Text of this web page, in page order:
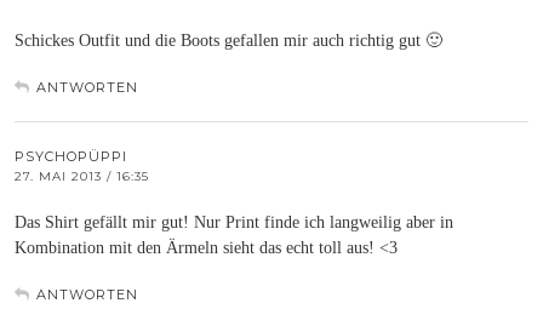
Schickes Outfit und die Boots gefallen mir auch richtig gut 🙂
ANTWORTEN
PSYCHOPÜPPI
27. MAI 2013 / 16:35
Das Shirt gefällt mir gut! Nur Print finde ich langweilig aber in
Kombination mit den Ärmeln sieht das echt toll aus! <3
ANTWORTEN